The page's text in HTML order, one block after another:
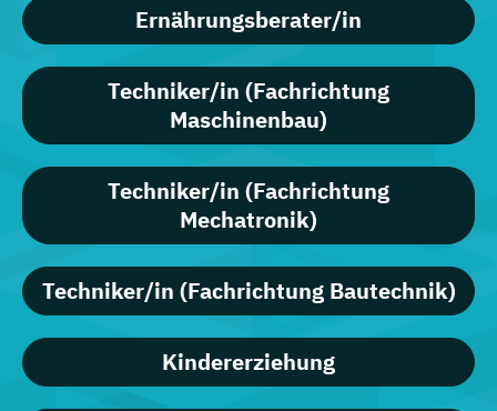
Ernährungsberater/in
Techniker/in (Fachrichtung
Maschinenbau)
Techniker/in (Fachrichtung
Mechatronik)
Techniker/in (Fachrichtung Bautechnik)
Kindererziehung